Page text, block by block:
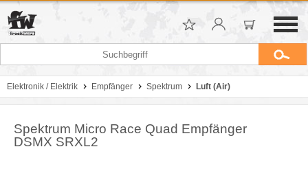
Elektronik / Elektrik Empfänger Spektrum Luft (Air)
Spektrum Micro Race Quad Empfänger
DSMX SRXL2